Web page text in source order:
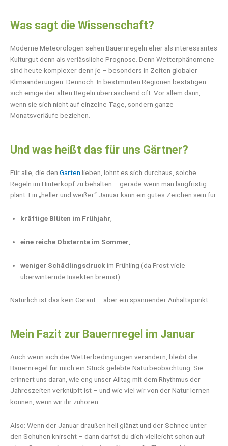
Was sagt die Wissenschaft?
Moderne Meteorologen sehen Bauernregeln eher als interessantes
Kulturgut denn als verlässliche Prognose. Denn Wetterphänomene
sind heute komplexer denn je – besonders in Zeiten globaler
Klimaänderungen. Dennoch: In bestimmten Regionen bestätigen
sich einige der alten Regeln überraschend oft. Vor allem dann,
wenn sie sich nicht auf einzelne Tage, sondern ganze
Monatsverläufe beziehen.
Und was heißt das für uns Gärtner?
Für alle, die den Garten lieben, lohnt es sich durchaus, solche
Regeln im Hinterkopf zu behalten – gerade wenn man langfristig
plant. Ein „heller und weißer“ Januar kann ein gutes Zeichen sein für:
kräftige Blüten im Frühjahr
eine reiche Obsternte im Sommer
weniger Schädlingsdruck im Frühling (da Frost viele
überwinternde Insekten bremst).
Natürlich ist das kein Garant – aber ein spannender Anhaltspunkt.
Mein Fazit zur Bauernregel im Januar
Auch wenn sich die Wetterbedingungen verändern, bleibt die
Bauernregel für mich ein Stück gelebte Naturbeobachtung. Sie
erinnert uns daran, wie eng unser Alltag mit dem Rhythmus der
Jahreszeiten verknüpft ist – und wie viel wir von der Natur lernen
können, wenn wir ihr zuhören.
Also: Wenn der Januar draußen hell glänzt und der Schnee unter
den Schuhen knirscht – dann darfst du dich vielleicht schon auf